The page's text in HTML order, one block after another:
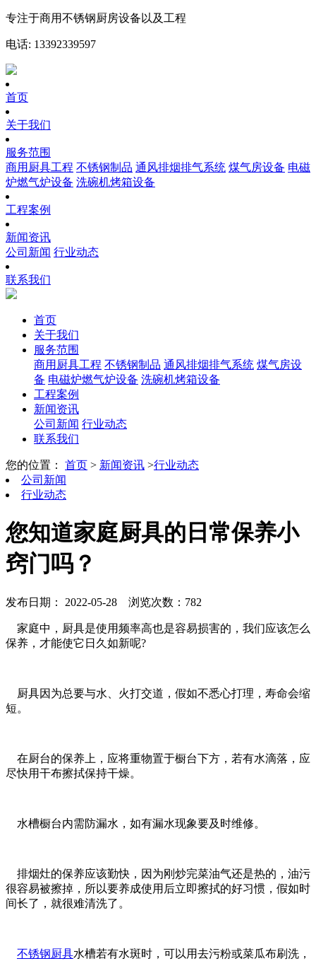
专注于商用不锈钢厨房设备以及工程
电话: 13392339597
首页
关于我们
服务范围
商用厨具工程 不锈钢制品 通风排烟排气系统 煤气房设备 电磁
炉燃气炉设备 洗碗机烤箱设备
工程案例
新闻资讯
公司新闻 行业动态
联系我们
首页
关于我们
服务范围
商用厨具工程 不锈钢制品 通风排烟排气系统 煤气房设
备 电磁炉燃气炉设备 洗碗机烤箱设备
工程案例
新闻资讯
公司新闻 行业动态
联系我们
您的位置： 首页 > 新闻资讯 >行业动态
公司新闻
行业动态
您知道家庭厨具的日常保养小
窍门吗？
发布日期： 2022-05-28 浏览次数：782
家庭中，厨具是使用频率高也是容易损害的，我们应该怎么
保养，才能使它日久如新呢?
厨具因为总要与水、火打交道，假如不悉心打理，寿命会缩
短。
在厨台的保养上，应将重物置于橱台下方，若有水滴落，应
尽快用干布擦拭保持干燥。
水槽橱台内需防漏水，如有漏水现象要及时维修。
排烟灶的保养应该勤快，因为刚炒完菜油气还是热的，油污
很容易被擦掉，所以要养成使用后立即擦拭的好习惯，假如时
间长了，就很难清洗了。
不锈钢厨具水槽若有水斑时，可以用去污粉或菜瓜布刷洗，